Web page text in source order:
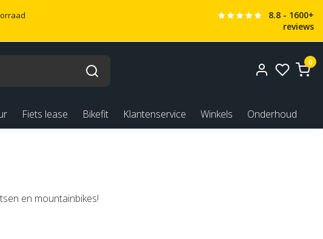
8.8 - 1600+
reviews
0
Fiets lease Bikefit Klantenservice Winkels Onderhoud
en mountainbikes!